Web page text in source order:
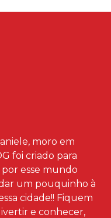
moro em
foi criado para
esse mundo
um pouquinho à
cidade!! Fiquem
e conhecer,